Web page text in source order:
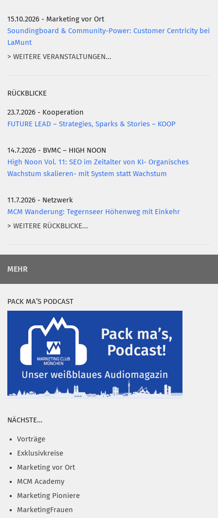
15.10.2026 - Marketing vor Ort
Soundingboard & Community-Power: Customer Centricity bei
LaMunt
> WEITERE VERANSTALTUNGEN...
RÜCKBLICKE
23.7.2026 - Kooperation
FUTURE LEAD – Strategies, Sparks & Stories – KOOP
14.7.2026 - BVMC – HIGH NOON
High Noon Vol. 11: SEO im Zeitalter von KI- Organisches
Wachstum skalieren- mit System statt Wachstum
11.7.2026 - Netzwerk
MCM Wanderung: Tegernseer Höhenweg mit Einkehr
> WEITERE RÜCKBLICKE...
MEHR
PACK MA’S PODCAST
NÄCHSTE…
Vorträge
Exklusivkreise
Marketing vor Ort
MCM Academy
Marketing Pioniere
MarketingFrauen